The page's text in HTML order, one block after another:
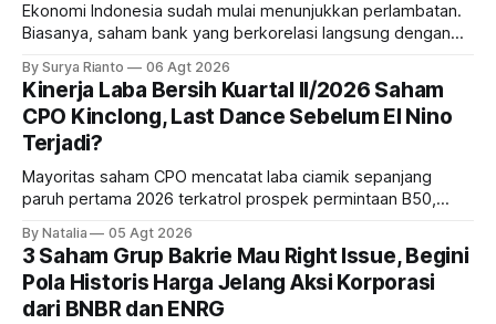
Ekonomi Indonesia sudah mulai menunjukkan perlambatan.
Biasanya, saham bank yang berkorelasi langsung dengan
bank ke depannya?
By Surya Rianto 06 Agt 2026
Kinerja Laba Bersih Kuartal II/2026 Saham
CPO Kinclong, Last Dance Sebelum El Nino
Terjadi?
Mayoritas saham CPO mencatat laba ciamik sepanjang
paruh pertama 2026 terkatrol prospek permintaan B50,
diprediksi semakin terlihat mendekati 2027. Kira-kira gimana
prospeknya? apakah masih menarik dilirik sektor ini?
By Natalia 05 Agt 2026
3 Saham Grup Bakrie Mau Right Issue, Begini
Pola Historis Harga Jelang Aksi Korporasi
dari BNBR dan ENRG